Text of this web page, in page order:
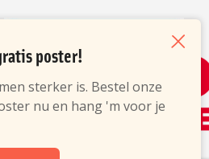
poster!
sterker is. Bestel onze
nu en hang 'm voor je
Sluiten